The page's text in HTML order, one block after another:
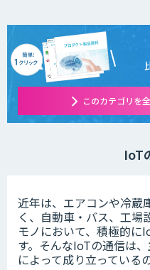
このカテゴリを
IoT
近年は、エアコンや冷蔵
く、自動車・バス、工場
モノにおいて、積極的に
す。そんなIoTの通信は
によって成り立っている